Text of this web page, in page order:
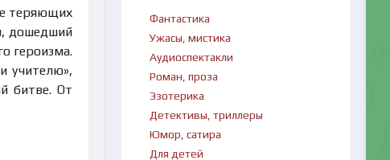
теряющих
дошедший
героизма.
учителю»,
битве. От
Фантастика
Ужасы, мистика
Аудиоспектакли
Роман, проза
Эзотерика
Детективы, триллеры
Юмор, сатира
Для детей